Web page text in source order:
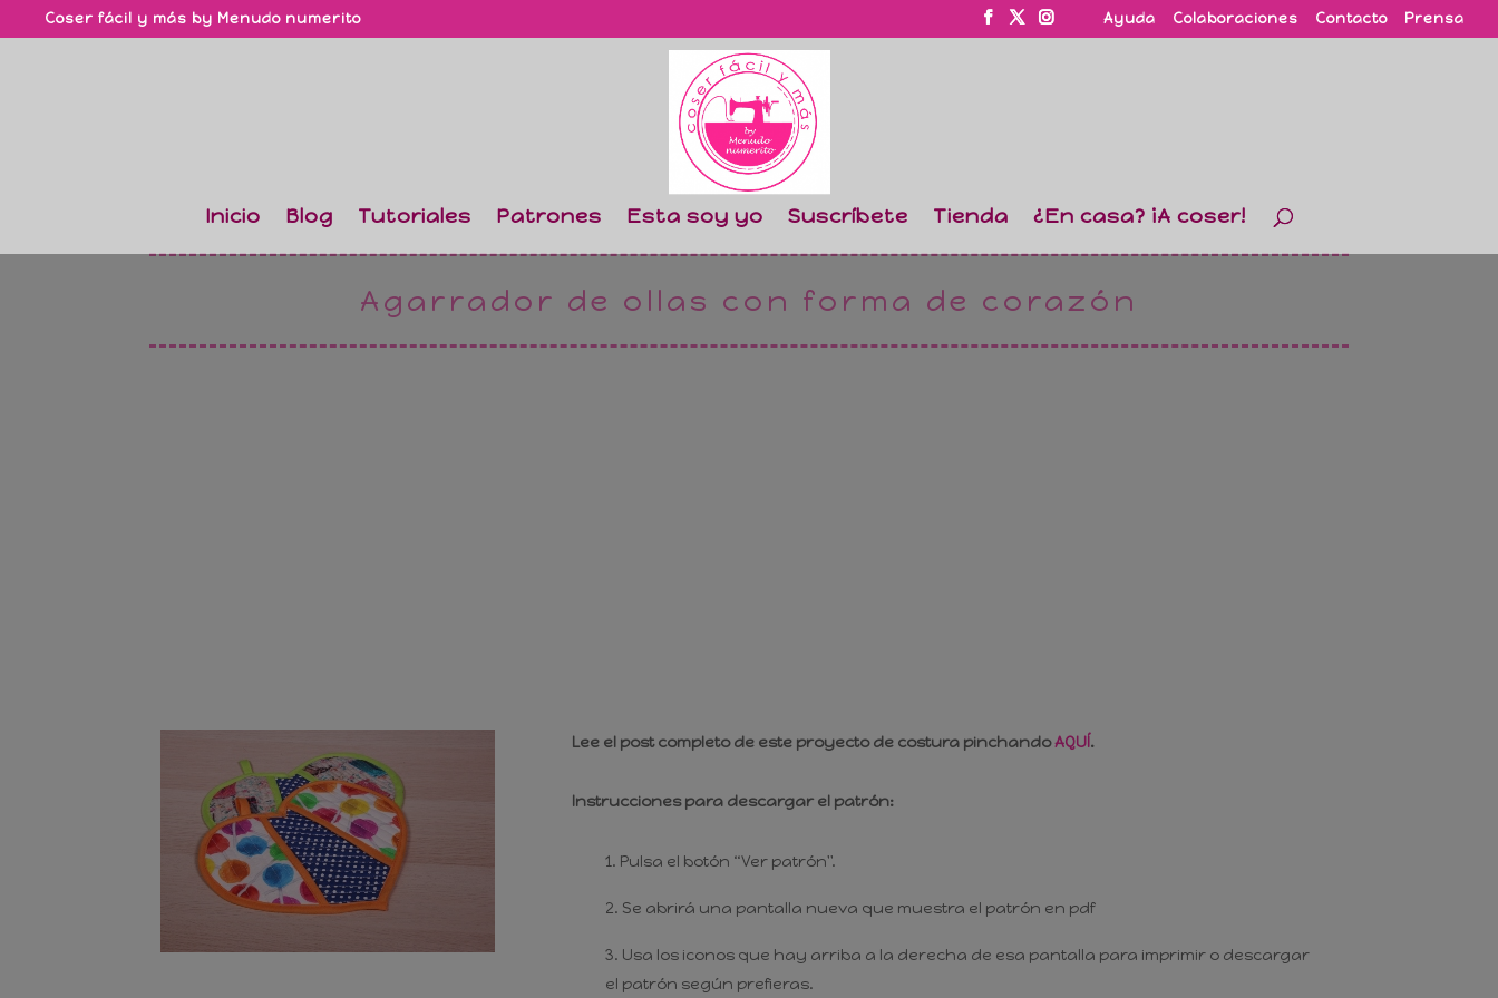
Coser fácil y más by Menudo numerito Ayuda Colaboraciones Contacto Prensa
Inicio Blog Tutoriales Patrones Esta soy yo Suscríbete Tienda ¿En casa? ¡A coser!
Agarrador de ollas con forma de corazón
Lee el post completo de este proyecto de costura pinchandoAQUÍ.
Instrucciones para descargar el patrón:
Pulsa el botón “Ver patrón".
Se abrirá una pantalla nueva que muestra el patrón en pdf
Usa los iconos que hay arriba a la derecha de esa pantalla para imprimir o descargar
el patrón según prefieras.